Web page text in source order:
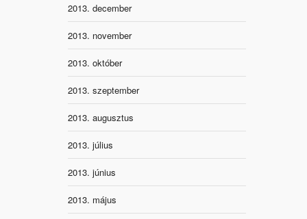
2013. december
2013. november
2013. október
2013. szeptember
2013. augusztus
2013. július
2013. június
2013. május